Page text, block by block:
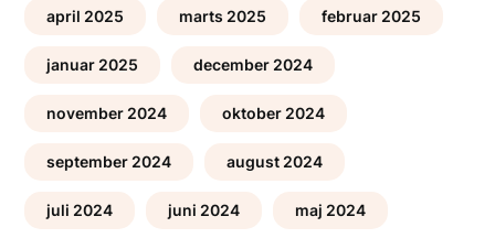
april 2025 marts 2025 februar 2025
januar 2025 december 2024
november 2024 oktober 2024
september 2024 august 2024
juli 2024 juni 2024 maj 2024